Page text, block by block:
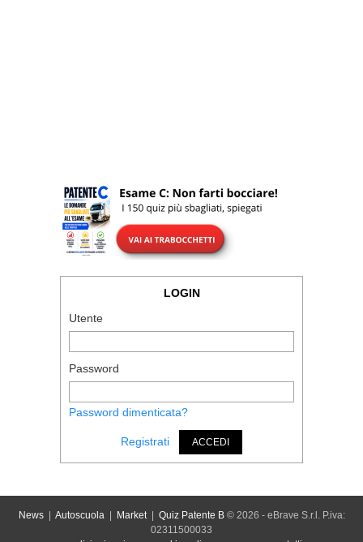
LOGIN
Utente
Password
Password dimenticata?
Registrati ACCEDI
News| Autoscuola| Market| Quiz Patente B© 2026 - eBrave S.r.l. P.iva:
02311500033